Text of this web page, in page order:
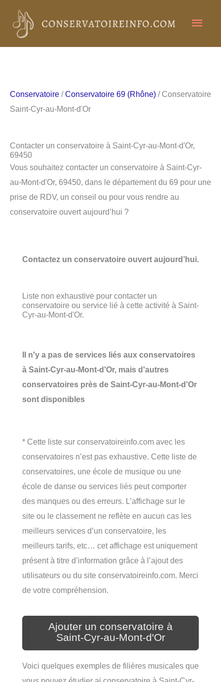
contenu
Conservatoire /Conservatoire 69 (Rhône) / Conservatoire
Saint-Cyr-au-Mont-d'Or
Contacter un conservatoire à Saint-Cyr-au-Mont-d'Or,
69450
Vous souhaitez contacter un conservatoire à Saint-Cyr-
au-Mont-d'Or, 69450, dans le département du 69 pour une
prise de RDV, un conseil ou pour vous rendre au
conservatoire ouvert aujourd’hui ?
Contactez un conservatoire ouvert aujourd’hui.
Liste non exhaustive pour contacter un
conservatoire ou service lié à cette activité à Saint-
Cyr-au-Mont-d'Or.
Il n'y a pas de services liés aux conservatoires
à Saint-Cyr-au-Mont-d'Or, mais d'autres
conservatoires près de Saint-Cyr-au-Mont-d'Or
sont disponibles
* Cette liste sur conservatoireinfo.com avec les
conservatoires n’est pas exhaustive. Cette liste de
conservatoires, une école de musique ou une
école de danse ou services liés peut comporter
des manques ou des erreurs. L’affichage sur le
site ou le classement ne reflète en aucun cas les
meilleurs services d’un conservatoire, les
meilleurs tarifs, etc… cet affichage est uniquement
présent à titre d’information grâce à l’ajout des
utilisateurs ou du site conservatoireinfo.com. Merci
de votre compréhension.
Ajouter un conservatoire à
Saint-Cyr-au-Mont-d'Or
Voici quelques exemples de filières musicales que